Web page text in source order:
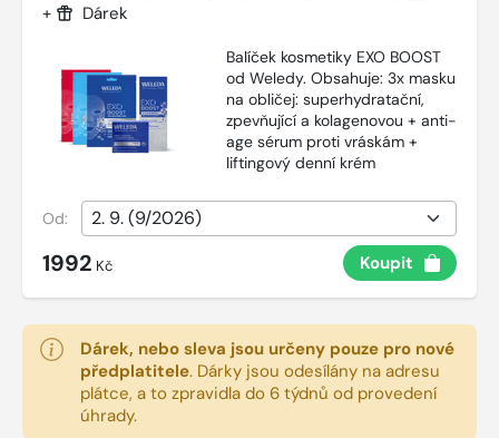
+ Dárek
Balíček kosmetiky EXO BOOST
od Weledy. Obsahuje: 3x masku
na obličej: superhydratační,
zpevňující a kolagenovou + anti-
age sérum proti vráskám +
liftingový denní krém
Od:
1992 Kč Koupit
Dárek, nebo sleva jsou určeny pouze pro nové
předplatitele. Dárky jsou odesílány na adresu
plátce, a to zpravidla do 6 týdnů od provedení
úhrady.